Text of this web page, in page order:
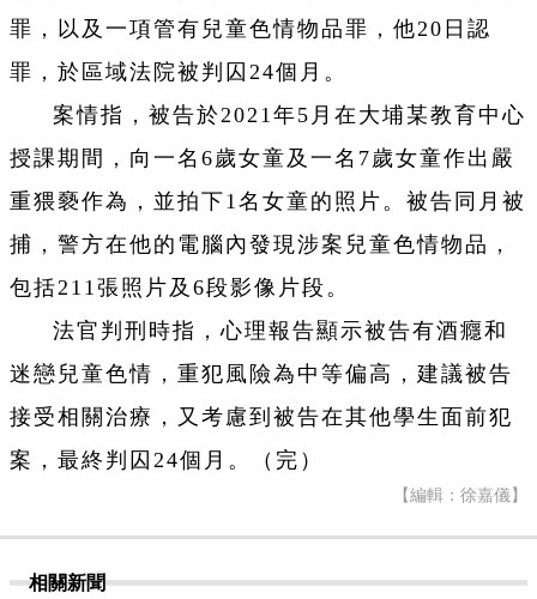
罪，以及一項管有兒童色情物品罪，他20日認
罪，於區域法院被判囚24個月。
案情指，被告於2021年5月在大埔某教育中心
授課期間，向一名6歲女童及一名7歲女童作出嚴
重猥褻作為，並拍下1名女童的照片。被告同月被
捕，警方在他的電腦內發現涉案兒童色情物品，
包括211張照片及6段影像片段。
法官判刑時指，心理報告顯示被告有酒癮和
迷戀兒童色情，重犯風險為中等偏高，建議被告
接受相關治療，又考慮到被告在其他學生面前犯
案，最終判囚24個月。（完）
【編輯：徐嘉儀】
相關新聞